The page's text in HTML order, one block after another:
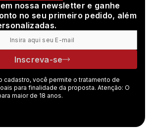
nossa newsletter e ganhe
no seu primeiro pedido, além
Inscreva-se
cadastro, você permite o tratamento de
para finalidade da proposta. Atenção: O
maior de 18 anos.